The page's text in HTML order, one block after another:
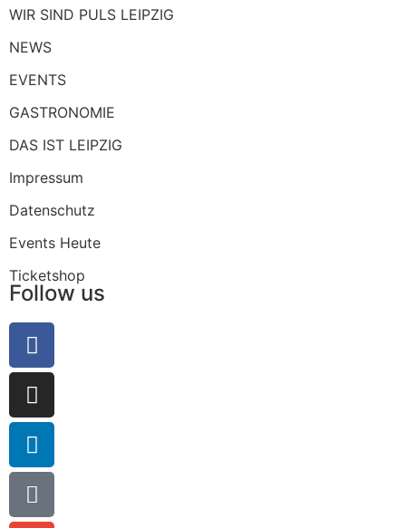
WIR SIND PULS LEIPZIG
NEWS
EVENTS
GASTRONOMIE
DAS IST LEIPZIG
Impressum
Datenschutz
Events Heute
Ticketshop
Follow us